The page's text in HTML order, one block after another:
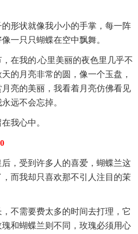
形状就像我小小的手掌，每一阵
一只只蝴蝶在空中飘舞。
在我的.心里美丽的夜色里几乎不
的月亮非常的圆，像一个玉盘，
亮的美丽，我看着月亮仿佛看见
远不会忘掉。
我心中。
，受到许多人的喜爱，蝴蝶兰这
而我却只喜欢那不引人注目的茉
不需要费太多的时间去打理，它
和蝴蝶兰则不同，玫瑰必须用心